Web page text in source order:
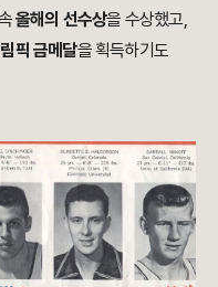
올해의 선수상을 수상했고,
픽 금메달을 획득하기도